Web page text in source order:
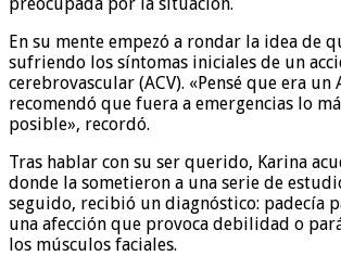
En su mente empezó a rondar la idea de
sufriendo los síntomas iniciales de un
cerebrovascular (ACV). «Pensé que era un
recomendó que fuera a emergencias lo
posible», recordó.
Tras hablar con su ser querido, Karina
donde la sometieron a una serie de
seguido, recibió un diagnóstico: padecía
una afección que provoca debilidad o
los músculos faciales.